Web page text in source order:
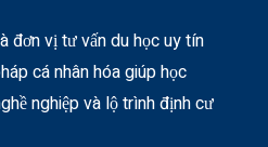
đơn vị tư vấn du học uy tín
cá nhân hóa giúp học
nghiệp và lộ trình định cư